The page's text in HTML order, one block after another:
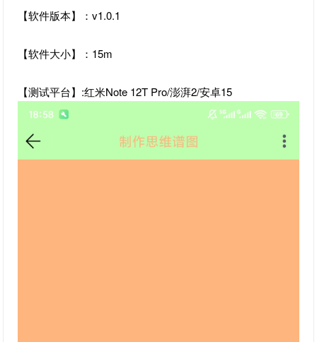
【软件版本】：v1.0.1
【软件大小】：15m
【测试平台】:红米Note 12T Pro/澎湃2/安卓15